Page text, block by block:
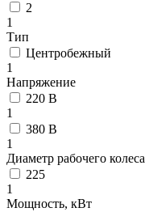
2
1
Тип
Центробежный
1
Напряжение
220 В
1
380 В
1
Диаметр рабочего колеса
225
1
Мощность, кВт